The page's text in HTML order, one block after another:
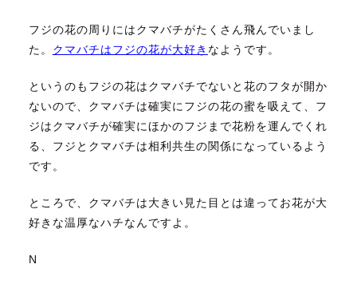
フジの花の周りにはクマバチがたくさん飛んでいまし
た。 クマバチはフジの花が大好き なようです。
というのもフジの花はクマバチでないと花のフタが開か
ないので、クマバチは確実にフジの花の蜜を吸えて、フ
ジはクマバチが確実にほかのフジまで花粉を運んでくれ
る、 フジとクマバチは相利共生の関係になっているよう
です。
ところで、クマバチは大きい見た目とは違ってお花が大
好きな温厚なハチなんですよ。
N